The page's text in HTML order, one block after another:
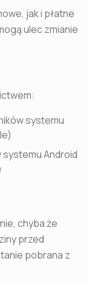
jak i płatne
ulec zmianie
systemu
systemu Android
chyba że
przed
pobrana z